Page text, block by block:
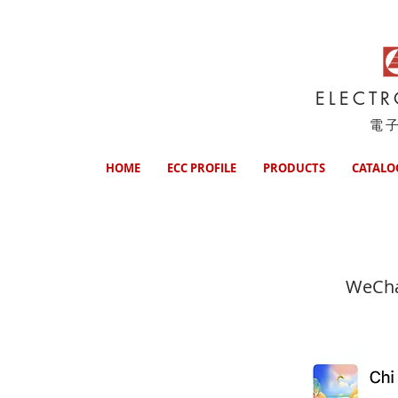
電
HOME ECC PROFILE PRODUCTS